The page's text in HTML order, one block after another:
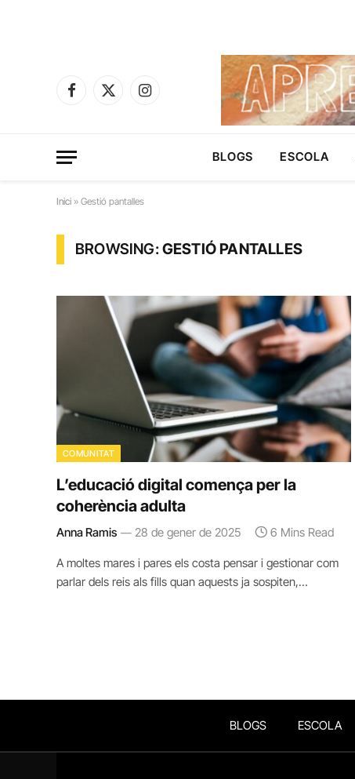
Facebook
X
Instagram
BLOGS ESCOLA
Inici » Gestió pantalles
BROWSING:GESTIÓ PANTALLES
COMUNITAT
L’educació digital comença per la
coherència adulta
Anna Ramis 28 de gener de 2025 6 Mins Read
A moltes mares i pares els costa pensar i gestionar com
parlar dels reis als fills quan aquests ja sospiten,…
BLOGS ESCOLA